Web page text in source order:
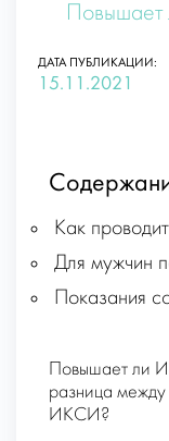
ДАТА ПУБЛИКАЦИИ:
15.11.2021
Как
Для мужчин
Показания
Повышает ли
разница
ИКСИ?